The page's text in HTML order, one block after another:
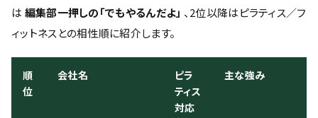
は 編集部一押しの「でもやるんだよ」 、2位以降はピラティス／フ
ィットネスとの相性順に紹介します。
順
位
会社名
ピラ
ティス
対応
主な強み